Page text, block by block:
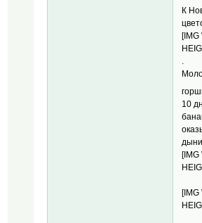
К
[IMG
.
10
[IMG
[IMG